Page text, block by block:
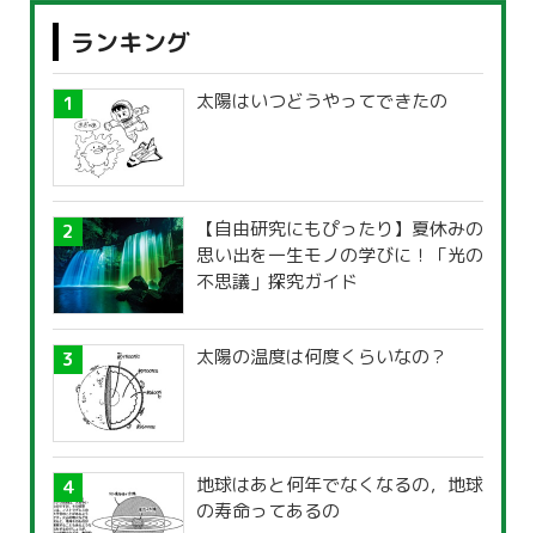
ランキング
太陽はいつどうやってできたの
【自由研究にもぴったり】夏休みの
思い出を一生モノの学びに！「光の
不思議」探究ガイド
太陽の温度は何度くらいなの？
地球はあと何年でなくなるの，地球
の寿命ってあるの